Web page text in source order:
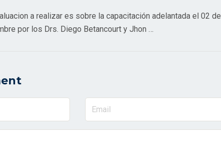
a realizar es sobre la capacitación adelantada el 02 de
por los Drs. Diego Betancourt y Jhon …